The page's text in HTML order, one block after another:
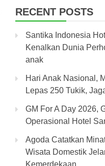
RECENT POSTS
Santika Indonesia
Kenalkan Dunia
anak
Hari Anak Nasional,
Lepas 250 Tukik,
GM For A Day 2026,
Operasional Hotel
Agoda Catatkan
Wisata Domestik